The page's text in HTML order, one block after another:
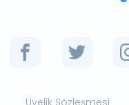
Üyelik Sözleşmesi